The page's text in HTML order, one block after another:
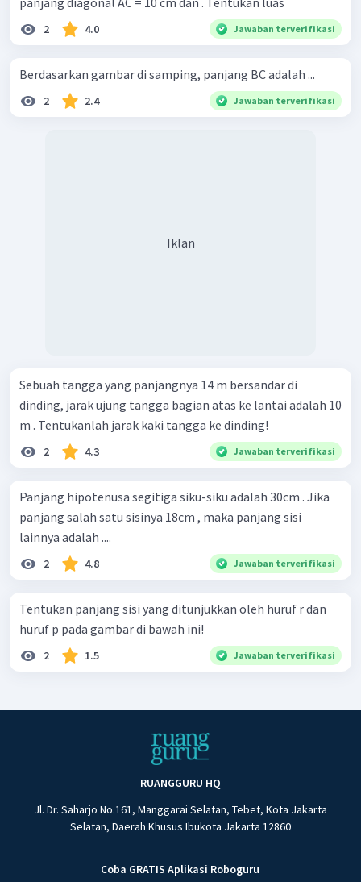
2 4.0 Jawaban terverifikasi
Berdasarkan gambar di samping, panjang BC adalah ...
2 2.4 Jawaban terverifikasi
Iklan
Sebuah tangga yang panjangnya 14 m bersandar di
dinding, jarak ujung tangga bagian atas ke lantai adalah 10
m . Tentukanlah jarak kaki tangga ke dinding!
2 4.3 Jawaban terverifikasi
Panjang hipotenusa segitiga siku-siku adalah 30cm . Jika
panjang salah satu sisinya 18cm , maka panjang sisi
lainnya adalah ....
2 4.8 Jawaban terverifikasi
Tentukan panjang sisi yang ditunjukkan oleh huruf r dan
huruf p pada gambar di bawah ini!
2 1.5 Jawaban terverifikasi
RUANGGURU HQ
Jl. Dr. Saharjo No.161, Manggarai Selatan, Tebet, Kota Jakarta
Selatan, Daerah Khusus Ibukota Jakarta 12860
Coba GRATIS Aplikasi Roboguru